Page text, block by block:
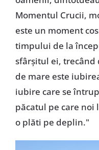
Momentul Crucii,
este un moment
timpului de la
sfârșitul ei, trecând
de mare este
iubire care se
păcatul pe care noi
o plăti pe deplin."